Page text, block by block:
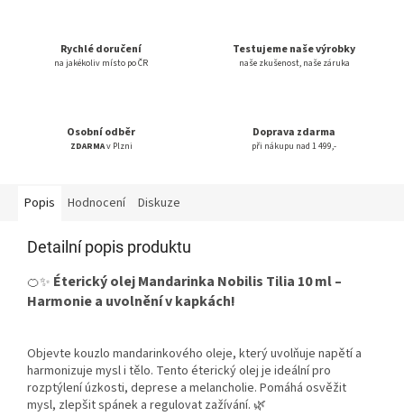
Rychlé doručení
na jakékoliv místo po ČR
Testujeme naše výrobky
naše zkušenost, naše záruka
Osobní odběr
ZDARMAv Plzni
Doprava zdarma
při nákupu nad 1 499,-
Popis Hodnocení Diskuze
Detailní popis produktu
🍊✨ Éterický olej Mandarinka Nobilis Tilia 10 ml –
Harmonie a uvolnění v kapkách!
Objevte kouzlo mandarinkového oleje, který uvolňuje napětí a
harmonizuje mysl i tělo. Tento éterický olej je ideální pro
rozptýlení úzkosti, deprese a melancholie. Pomáhá osvěžit
mysl, zlepšit spánek a regulovat zažívání. 🌿